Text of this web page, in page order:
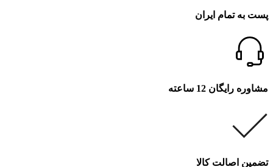
پست به تمام ایران
مشاوره رایگان 12 ساعته
تضمین اصالت کالا